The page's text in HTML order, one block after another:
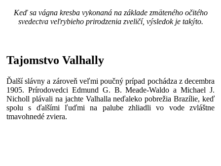
Keď sa vágna kresba vykonaná na základe zmäteného očitého
svedectva veľrybieho prirodzenia zveličí, výsledok je takýto.
Tajomstvo Valhally
Ďalší slávny a zároveň veľmi poučný prípad pochádza z decembra
1905. Prírodovedci Edmund G. B. Meade-Waldo a Michael J.
Nicholl plávali na jachte Valhalla neďaleko pobrežia Brazílie, keď
spolu s ďalšími ľuďmi na palube zhliadli vo vode zvláštne
tmavohnedé zviera.